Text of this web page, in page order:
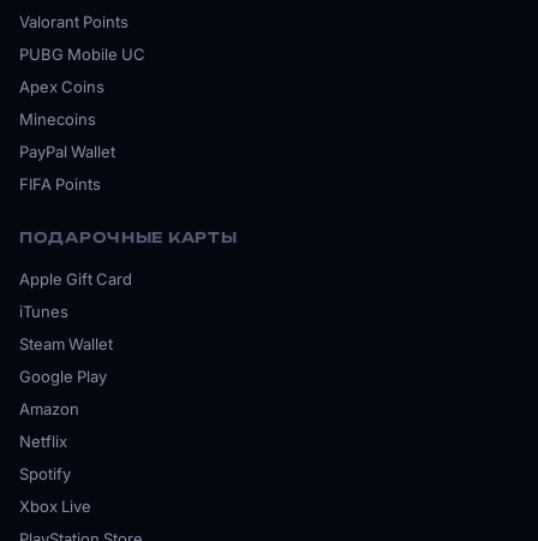
Valorant Points
PUBG Mobile UC
Apex Coins
Minecoins
PayPal Wallet
FIFA Points
ПОДАРОЧНЫЕ КАРТЫ
Apple Gift Card
iTunes
Steam Wallet
Google Play
Amazon
Netflix
Spotify
Xbox Live